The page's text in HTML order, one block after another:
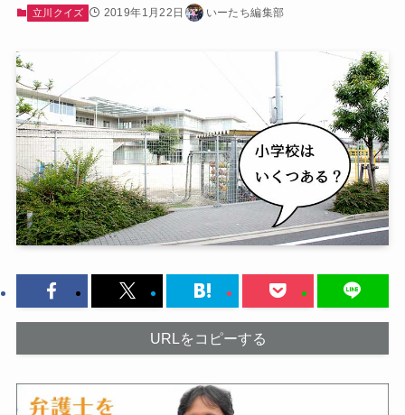
立川クイズ 2019年1月22日 いーたち編集部
URLをコピーする